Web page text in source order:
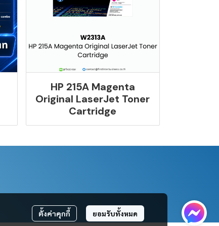
HP 215A Magenta
Original LaserJet Toner
Cartridge
ตั้งค่าคุกกี้ ยอมรับทั้งหมด